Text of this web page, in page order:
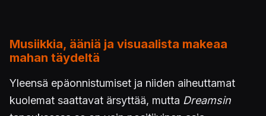
Musiikkia, ääniä ja visuaalista makeaa
mahan täydeltä
Yleensä epäonnistumiset ja niiden aiheuttamat
kuolemat saattavat ärsyttää, mutta Dreamsin